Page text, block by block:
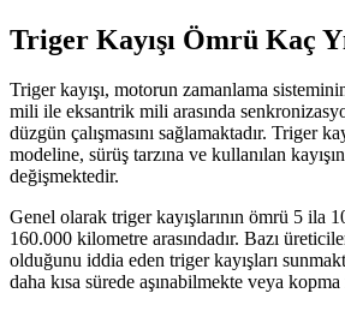
Triger Kayışı Ömrü Kaç
Triger kayışı, motorun zamanlama
mili ile eksantrik mili arasında
düzgün çalışmasını sağlamaktadır. Triger
modeline, sürüş tarzına ve kullanılan
değişmektedir.
Genel olarak triger kayışlarının ömrü 5 ila
160.000 kilometre arasındadır. Bazı
olduğunu iddia eden triger kayışları
daha kısa sürede aşınabilmekte veya kopma